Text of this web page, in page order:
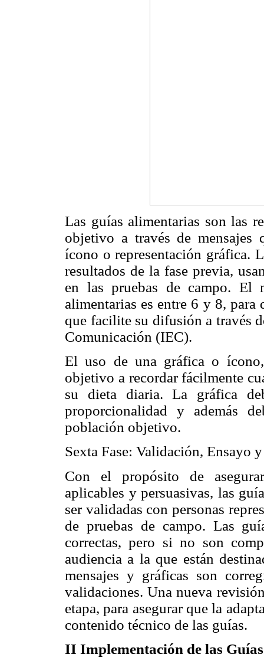
Las guías alimentarias son las
objetivo a través de mensajes
ícono o representación gráfica.
resultados de la fase previa,
en las pruebas de campo. El
alimentarias es entre 6 y 8,
que facilite su difusión a través
Comunicación (IEC).
El uso de una gráfica o
objetivo a recordar fácilmente
su dieta diaria. La gráfica
proporcionalidad y además
población objetivo.
Sexta Fase: Validación, Ensayo
Con el propósito de
aplicables y persuasivas, las
ser validadas con personas
de pruebas de campo. Las
correctas, pero si no son
audiencia a la que están
mensajes y gráficas son
validaciones. Una nueva
etapa, para asegurar que la
contenido técnico de las guías.
II Implementación de las